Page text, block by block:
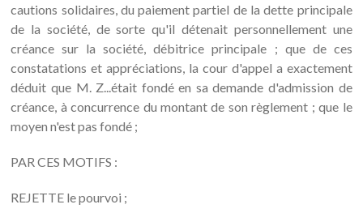
cautions solidaires, du paiement partiel de la dette principale
de la société, de sorte qu'il détenait personnellement une
créance sur la société, débitrice principale ; que de ces
constatations et appréciations, la cour d'appel a exactement
déduit que M. Z...était fondé en sa demande d'admission de
créance, à concurrence du montant de son règlement ; que le
moyen n'est pas fondé ;
PAR CES MOTIFS :
REJETTE le pourvoi ;